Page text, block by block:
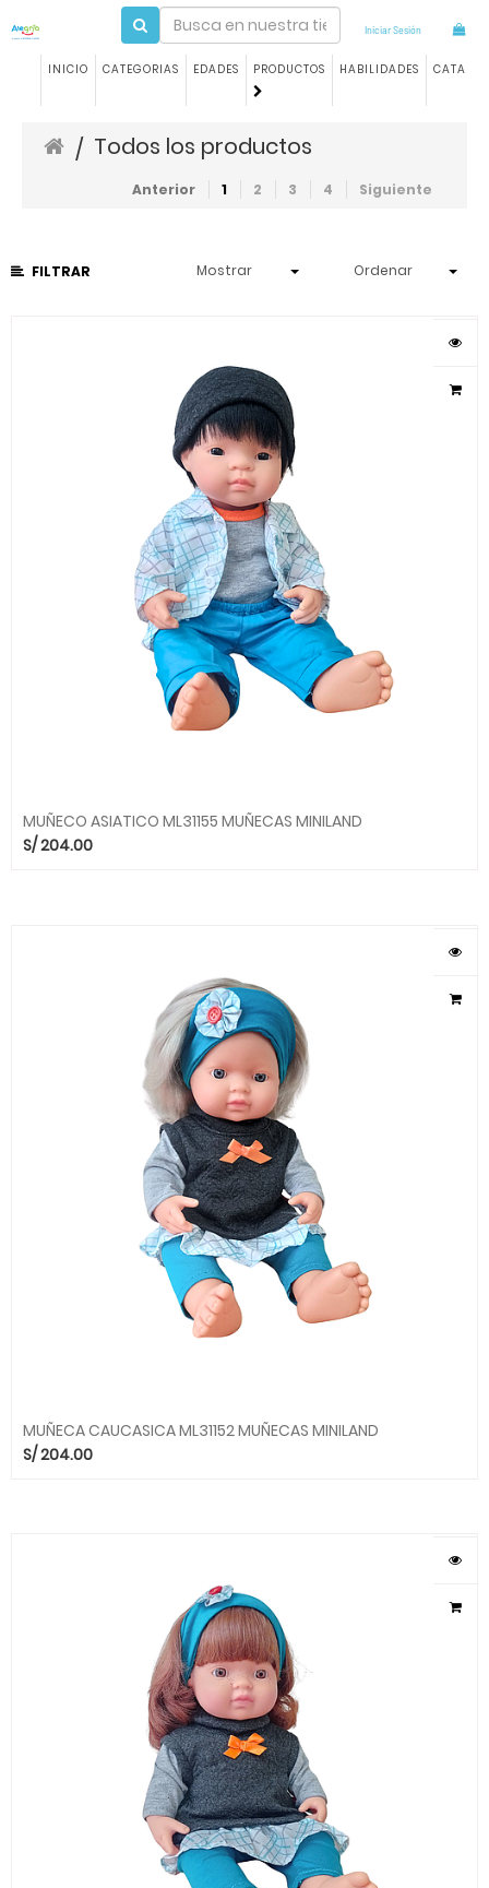
Iniciar Sesión
INICIO CATEGORIAS EDADES PRODUCTOS HABILIDADES
/ Todos los productos
Anterior 1 2 3 4 Siguiente
FILTRAR Mostrar Ordenar
MUÑECO ASIATICO ML31155 MUÑECAS MINILAND
S/204.00
MUÑECA CAUCASICA ML31152 MUÑECAS MINILAND
S/204.00